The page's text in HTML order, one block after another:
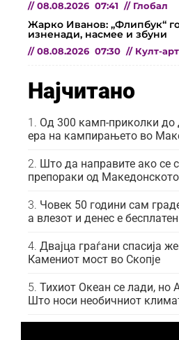
// 08.08.2026 07:41 // Глобал
Жарко Иванов: „Флипбук“
изненади, насмее и збуни
// 08.08.2026 07:30 // Култ-арт
Најчитано
Од 300 камп-приколки до
ера на кампирањето во
Што да направите ако се
препораки од
Човек 50 години сам
а влезот и денес е бесплатен
Двајца граѓани спасија
Камениот мост во Скопје
Тихиот Океан се лади, но
Што носи необичниот